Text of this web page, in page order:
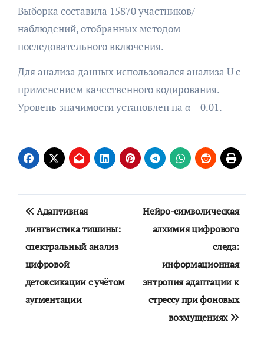
Выборка составила 15870 участников/
наблюдений, отобранных методом
последовательного включения.
Для анализа данных использовался анализа U с
применением качественного кодирования.
Уровень значимости установлен на α = 0.01.
Навигация
по
записям
Адаптивная
лингвистика тишины:
спектральный анализ
цифровой
детоксикации с учётом
аугментации
Нейро-символическая
алхимия цифрового
следа:
информационная
энтропия адаптации к
стрессу при фоновых
возмущениях